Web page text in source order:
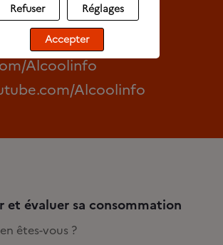
sur les réseaux
Alcoolinfo
Alcoolinfo
et évaluer sa consommation
êtes-vous ?
Refuser Réglages
Accepter